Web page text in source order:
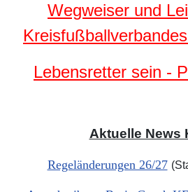
Wegweiser und
Lebensretter sein -
Aktuelle News
Regeländerungen 26/27